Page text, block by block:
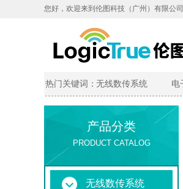
您好，欢迎来到伦图科技（广州）有限公司
热门关键词：无线数传系统 电
产品分类
PRODUCT CATALOG
无线数传系统